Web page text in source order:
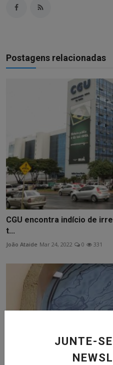
JUNTE-
Postagens relacionadas
CGU encontra indício de
t...
João Ataide Mar 24, 2022 0 331